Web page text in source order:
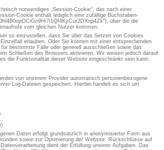
notwendiges „Session-Cookie“, das nach einer
Cookie enthält lediglich eine zufällige Buchstaben-
über die die
vom gleichen Nutzer kommen.
so einzustellen, dass Sie über das Setzen von Cookies
erlauben. Oder Sie können mit einer entsprechenden
bestimmte Fälle oder generell ausschließen sowie das
Schließen des Browsers aktivieren. Wir weisen jedoch darauf
die Funktionalität dieser Website eingeschränkt sein kann.
von unserem Provider automatisch personenbezogene
Log-Dateien gespeichert. Hierbei handelt es sich um
Daten erfolgt grundsätzlich in anonymisierter Form aus
sowie zur Optimierung der Website. Rückschlüsse auf
dient der Erfüllung unserer Aufgaben. Das